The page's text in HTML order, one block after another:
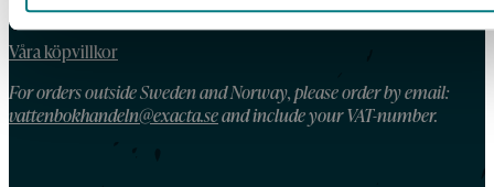
HANDLA AV OSS
Våra köpvillkor
For orders outside Sweden and Norway, please order by email:
vattenbokhandeln@exacta.seand include your VAT-number.